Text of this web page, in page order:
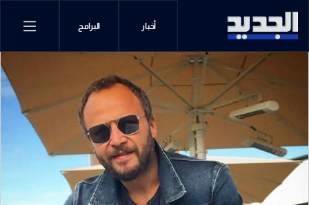
أخبار البرامج